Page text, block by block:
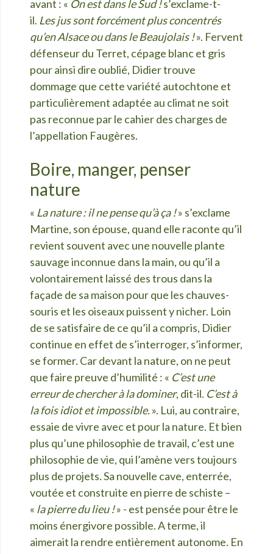
avant : « On est dans le Sud !s’exclame-t-
il. Les jus sont forcément plus concentrés
qu’en Alsace ou dans le Beaujolais !». Fervent
défenseur du Terret, cépage blanc et gris
pour ainsi dire oublié, Didier trouve
dommage que cette variété autochtone et
particulièrement adaptée au climat ne soit
pas reconnue par le cahier des charges de
l’appellation Faugères.
Boire, manger, penser
nature
« La nature : il ne pense qu’à ça !» s’exclame
Martine, son épouse, quand elle raconte qu’il
revient souvent avec une nouvelle plante
sauvage inconnue dans la main, ou qu’il a
volontairement laissé des trous dans la
façade de sa maison pour que les chauves-
souris et les oiseaux puissent y nicher. Loin
de se satisfaire de ce qu’il a compris, Didier
continue en effet de s’interroger, s’informer,
se former. Car devant la nature, on ne peut
que faire preuve d’humilité : « C’est une
erreur de chercher à la dominer, dit-il. C’est à
la fois idiot et impossible.». Lui, au contraire,
essaie de vivre avec et pour la nature. Et bien
plus qu’une philosophie de travail, c’est une
philosophie de vie, qui l’amène vers toujours
plus de projets. Sa nouvelle cave, enterrée,
voutée et construite en pierre de schiste –
« la pierre du lieu !» - est pensée pour être le
moins énergivore possible. A terme, il
aimerait la rendre entièrement autonome. En